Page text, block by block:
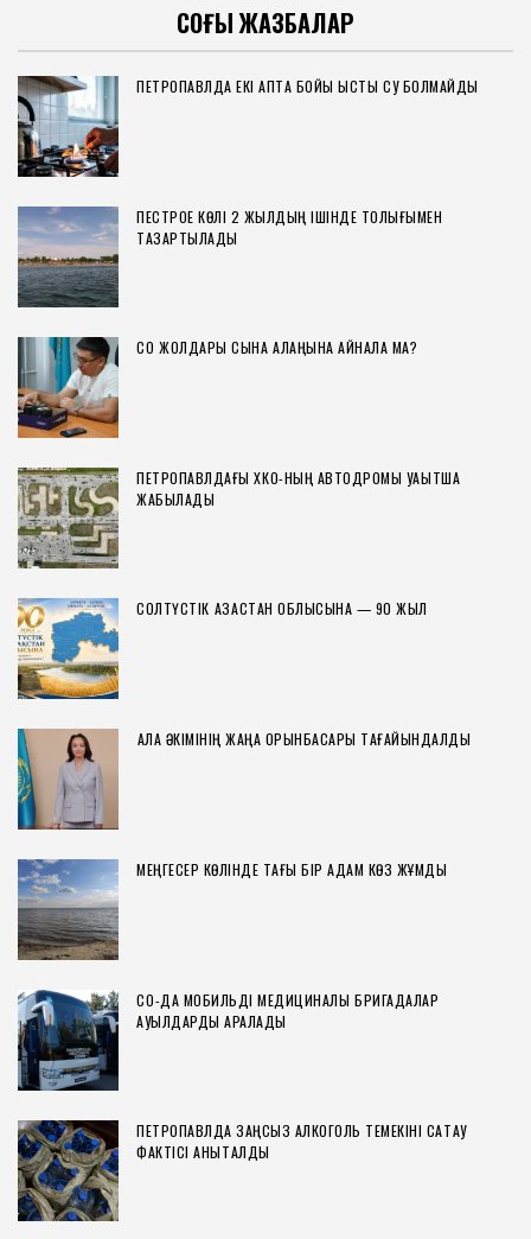
СОҢҒЫ ЖАЗБАЛАР
ПЕТРОПАВЛДА ЕКІ АПТА БОЙЫ ЫСТЫҚ СУ БОЛМАЙДЫ
ПЕСТРОЕ КӨЛІ 2 ЖЫЛДЫҢ ІШІНДЕ ТОЛЫҒЫМЕН
ТАЗАРТЫЛАДЫ
СҚО ЖОЛДАРЫ СЫНАҚ АЛАҢЫНА АЙНАЛА МА?
ПЕТРОПАВЛДАҒЫ ХҚКО-НЫҢ АВТОДРОМЫ УАҚЫТША
ЖАБЫЛАДЫ
СОЛТҮСТІК ҚАЗАҚСТАН ОБЛЫСЫНА — 90 ЖЫЛ
ҚАЛА ӘКІМІНІҢ ЖАҢА ОРЫНБАСАРЫ ТАҒАЙЫНДАЛДЫ
МЕҢГЕСЕР КӨЛІНДЕ ТАҒЫ БІР АДАМ КӨЗ ЖҰМДЫ
СҚО-ДА МОБИЛЬДІ МЕДИЦИНАЛЫҚ БРИГАДАЛАР
АУЫЛДАРДЫ АРАЛАДЫ
ПЕТРОПАВЛДА ЗАҢСЫЗ АЛКОГОЛЬ ТЕМЕКІНІ САҚТАУ
ФАКТІСІ АНЫҚТАЛДЫ